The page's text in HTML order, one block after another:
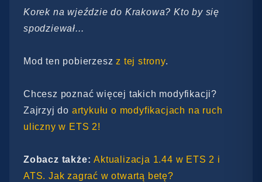
Korek na wjeździe do Krakowa? Kto by się
spodziewał...
Mod ten pobierzeszz tej strony.
Chcesz poznać więcej takich modyfikacji?
Zajrzyj do artykułu o modyfikacjach na ruch
uliczny w ETS 2!
Zobacz także:Aktualizacja 1.44 w ETS 2 i
ATS. Jak zagrać w otwartą betę?